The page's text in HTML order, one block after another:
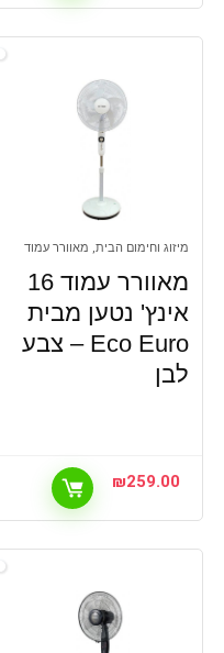
מיזוג וחימום הבית, מאוורר עמוד
מאוורר עמוד 16
אינץ' נטען מבית
Eco Euro – צבע
לבן
₪259.00